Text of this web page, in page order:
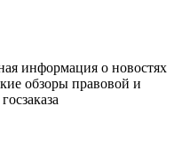
информация о новостях
обзоры правовой и